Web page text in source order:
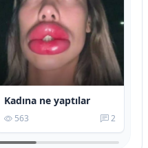
Kadına ne yaptılar
563 2